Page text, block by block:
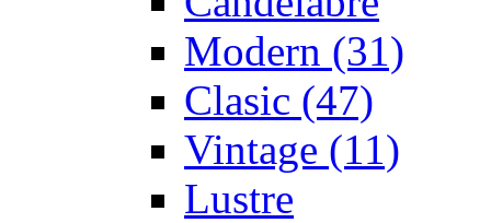
Modern (31)
Clasic (47)
Vintage (11)
Lustre